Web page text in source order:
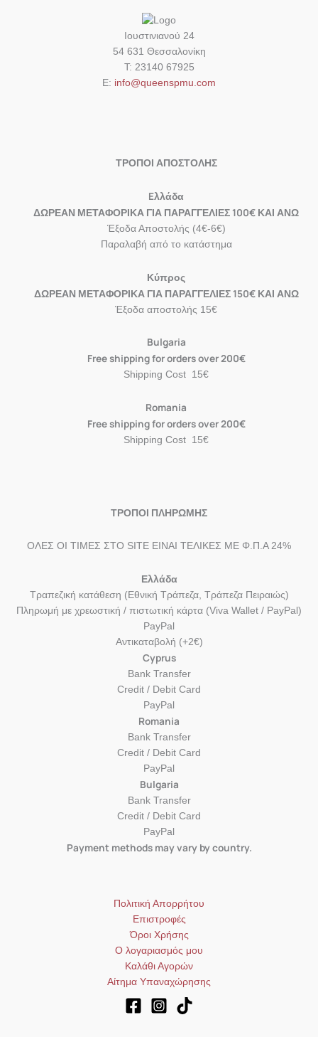
Ιουστινιανού 24
54 631 Θεσσαλονίκη
Τ: 23140 67925
Ε: info@queenspmu.com
ΤΡΟΠΟΙ ΑΠΟΣΤΟΛΗΣ
Eλλάδα
ΔΩΡΕΑΝ ΜΕΤΑΦΟΡΙΚΑ ΓΙΑ ΠΑΡΑΓΓΕΛΙΕΣ 100€ ΚΑΙ ΑΝΩ
Έξοδα Αποστολής (4€-6€)
Παραλαβή από το κατάστημα
Κύπρος
ΔΩΡΕΑΝ ΜΕΤΑΦΟΡΙΚΑ ΓΙΑ ΠΑΡΑΓΓΕΛΙΕΣ 150€ ΚΑΙ ΑΝΩ
Έξοδα αποστολής 15€
Bulgaria
Free shipping for orders over 200€
Shipping Cost 15€
Romania
Free shipping for orders over 200€
Shipping Cost 15€
ΤΡΟΠΟΙ ΠΛΗΡΩΜΗΣ
ΟΛΕΣ ΟΙ ΤΙΜΕΣ ΣΤΟ SITE ΕΙΝΑΙ ΤΕΛΙΚΕΣ ΜΕ Φ.Π.Α 24%
Ελλάδα
Τραπεζική κατάθεση (Εθνική Τράπεζα, Τράπεζα Πειραιώς)
Πληρωμή με χρεωστική / πιστωτική κάρτα (Viva Wallet / PayPal)
PayPal
Αντικαταβολή (+2€)
Cyprus
Bank Transfer
Credit / Debit Card
PayPal
Romania
Bank Transfer
Credit / Debit Card
PayPal
Bulgaria
Bank Transfer
Credit / Debit Card
PayPal
Payment methods may vary by country.
Πολιτική Απορρήτου
Επιστροφές
Όροι Χρήσης
Ο λογαριασμός μου
Καλάθι Αγορών
Αίτημα Υπαναχώρησης